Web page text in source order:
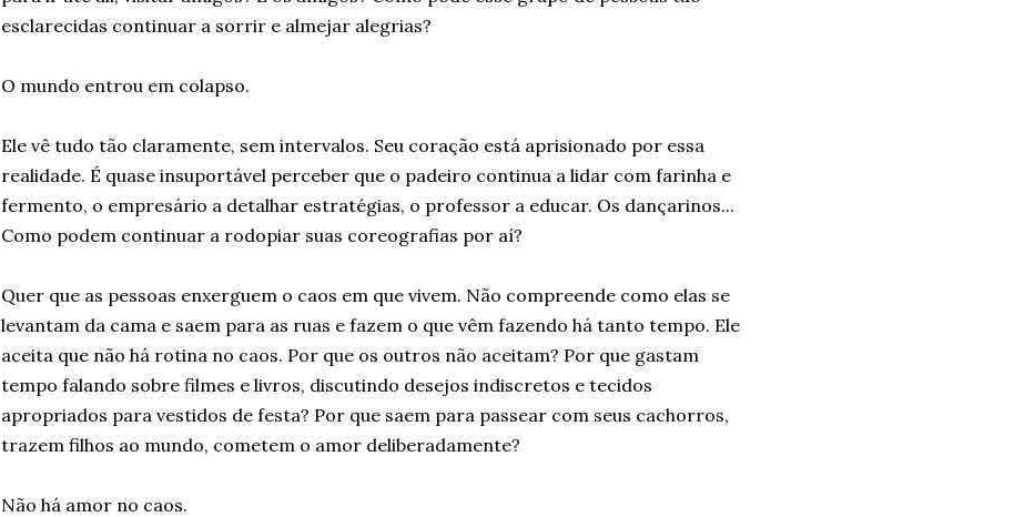
esclarecidas continuar a sorrir e almejar alegrias?
O mundo entrou em colapso.
Ele vê tudo tão claramente, sem intervalos. Seu coração está aprisionado por essa
realidade. É quase insuportável perceber que o padeiro continua a lidar com farinha e
fermento, o empresário a detalhar estratégias, o professor a educar. Os dançarinos...
Como podem continuar a rodopiar suas coreografias por aí?
Quer que as pessoas enxerguem o caos em que vivem. Não compreende como elas se
levantam da cama e saem para as ruas e fazem o que vêm fazendo há tanto tempo. Ele
aceita que não há rotina no caos. Por que os outros não aceitam? Por que gastam
tempo falando sobre filmes e livros, discutindo desejos indiscretos e tecidos
apropriados para vestidos de festa? Por que saem para passear com seus cachorros,
trazem filhos ao mundo, cometem o amor deliberadamente?
Não há amor no caos.